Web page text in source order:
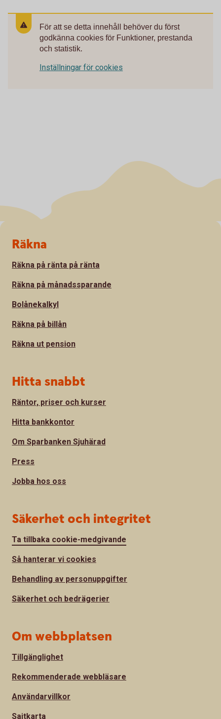
För att se detta innehåll behöver du först
godkänna cookies för Funktioner, prestanda
och statistik.
Inställningar för cookies
Sidfot
Räkna
Räkna på ränta på ränta
Räkna på månadssparande
Bolånekalkyl
Räkna på billån
Räkna ut pension
Hitta snabbt
Räntor, priser och kurser
Hitta bankkontor
Om Sparbanken Sjuhärad
Press
Jobba hos oss
Säkerhet och integritet
Ta tillbaka cookie-medgivande
Så hanterar vi cookies
Behandling av personuppgifter
Säkerhet och bedrägerier
Om webbplatsen
Tillgänglighet
Rekommenderade webbläsare
Användarvillkor
Sajtkarta